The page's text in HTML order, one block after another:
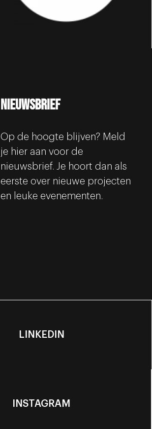
Nieuwsbrief
Op de hoogte blijven? Meld
je hier aan voor de
nieuwsbrief. Je hoort dan als
eerste over nieuwe projecten
en leuke evenementen.
LINKEDIN
INSTAGRAM